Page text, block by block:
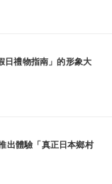
禮物指南」的形象大
出體驗「真正日本鄉村